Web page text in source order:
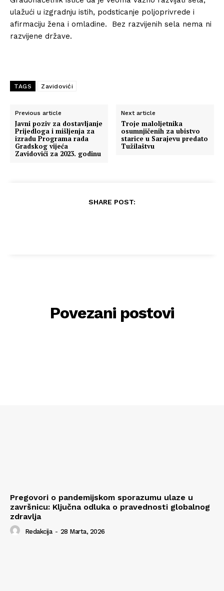
ulažući u izgradnju istih, podsticanje poljoprivrede i
afirmaciju žena i omladine. Bez razvijenih sela nema ni
razvijene države.
TAGS Zavidovići
Previous article
Javni poziv za dostavljanje
Prijedloga i mišljenja za
izradu Programa rada
Gradskog vijeća
Zavidovići za 2023. godinu
Next article
Troje maloljetnika
osumnjičenih za ubistvo
starice u Sarajevu predato
Tužilaštvu
SHARE POST:
Povezani postovi
Pregovori o pandemijskom sporazumu ulaze u
završnicu: Ključna odluka o pravednosti globalnog
zdravlja
Redakcija - 28 Marta, 2026